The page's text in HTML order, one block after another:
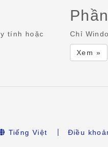
tính hoặc
Chỉ
Xem »
Tiếng Việt Điều